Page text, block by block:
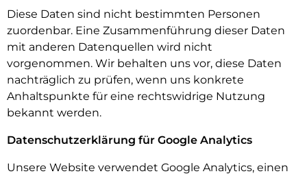
Diese Daten sind nicht bestimmten Personen
zuordenbar. Eine Zusammenführung dieser Daten
mit anderen Datenquellen wird nicht
vorgenommen. Wir behalten uns vor, diese Daten
nachträglich zu prüfen, wenn uns konkrete
Anhaltspunkte für eine rechtswidrige Nutzung
bekannt werden.
Datenschutzerklärung für Google Analytics
Unsere Website verwendet Google Analytics, einen